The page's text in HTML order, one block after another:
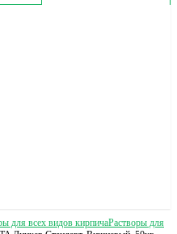
для всех видов кирпичаРастворы для